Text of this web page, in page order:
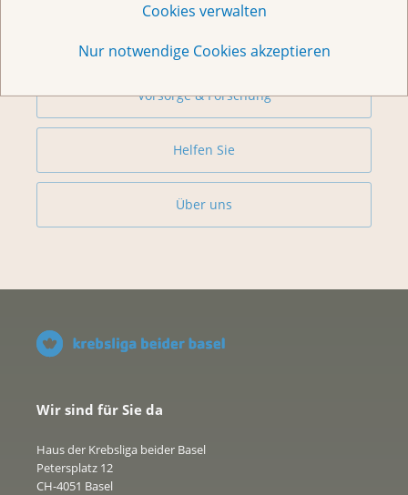
Cookies verwalten
Nur notwendige Cookies akzeptieren
Begegnungszentrum & Kursagenda
Vorsorge & Forschung
Helfen Sie
Über uns
Wir sind für Sie da
Haus der Krebsliga beider Basel
Petersplatz 12
CH-4051 Basel